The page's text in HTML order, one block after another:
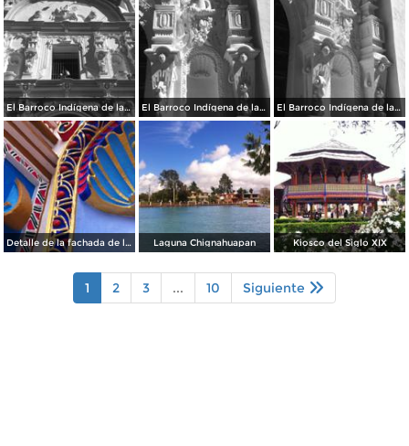
El Barroco Indígena de la Parroquia El Barroco Indígena de la Parroquia de Chignahuapan. El Barroco Indígena de la Parrroquia de Chignahuapan.
Detalle de la fachada de la Parroquia de Chignahuapan Laguna Chignahuapan Kiosco del Siglo XIX
1 2 3 ... 10 Siguiente